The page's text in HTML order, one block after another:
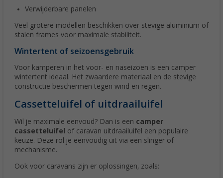
Verwijderbare panelen
Veel grotere modellen beschikken over stevige aluminium of
stalen frames voor maximale stabiliteit.
Wintertent of seizoensgebruik
Voor kamperen in het voor- en naseizoen is een camper
wintertent ideaal. Het zwaardere materiaal en de stevige
constructie beschermen tegen wind en regen.
Cassetteluifel of uitdraailuifel
Wil je maximale eenvoud? Dan is een camper
cassetteluifel
of caravan uitdraailuifel een populaire
keuze. Deze rol je eenvoudig uit via een slinger of
mechanisme.
Ook voor caravans zijn er oplossingen, zoals: